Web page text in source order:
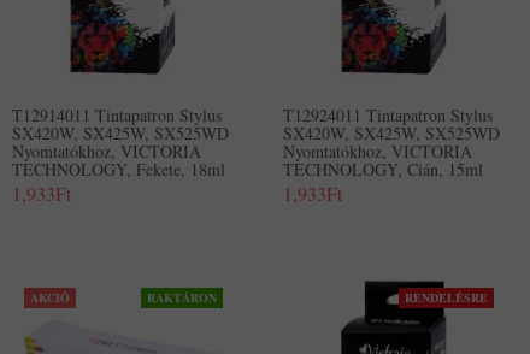
T12914011 Tintapatron Stylus
SX420W, SX425W, SX525WD
Nyomtatókhoz, VICTORIA
TECHNOLOGY, Fekete, 18ml
1,933Ft
T12924011 Tintapatron Stylus
SX420W, SX425W, SX525WD
Nyomtatókhoz, VICTORIA
TECHNOLOGY, Cián, 15ml
1,933Ft
AKCIÓ RAKTÁRON RENDELÉSRE